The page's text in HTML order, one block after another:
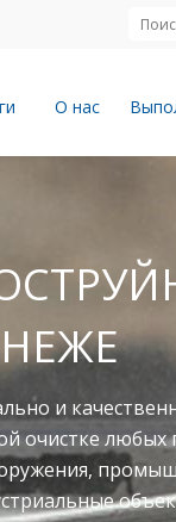
О нас
любых
промышленное
объекты.